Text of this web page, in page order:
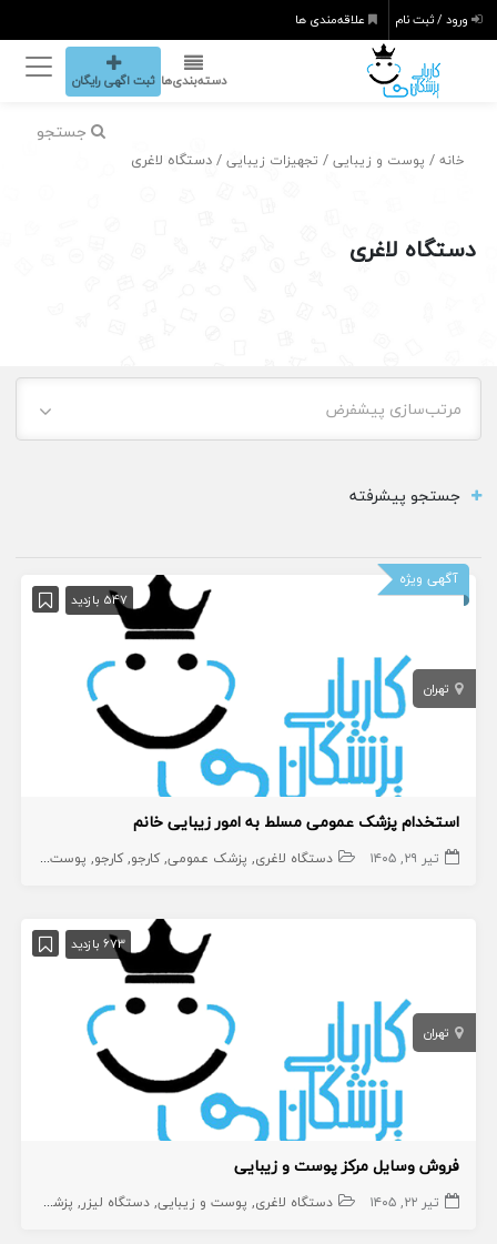
ورود / ثبت نام علاقه‌مندی ها
دسته‌بندی‌ها ثبت اگهی رایگان
جستجو
خانه / پوست و زیبایی / تجهیزات زیبایی / دستگاه لاغری
دستگاه لاغری
مرتب‌سازی پیشفرض
جستجو پیشرفته
آگهی ویژه
547 بازدید
تهران
استخدام پزشک عمومی مسلط به امور زیبایی خانم
تیر ۲۹, ۱۴۰۵ دستگاه لاغری پزشک عمومی کارجو کارجو پوست و زیبایی
673 بازدید
تهران
فروش وسایل مرکز پوست و زیبایی
تیر ۲۲, ۱۴۰۵ دستگاه لاغری پوست و زیبایی دستگاه لیزر پزشکی